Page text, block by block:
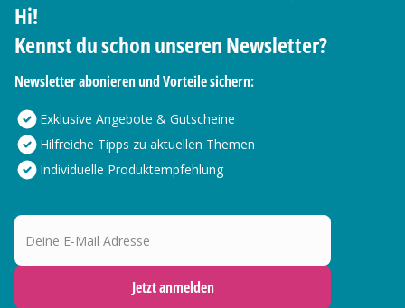
Hi!
Kennst du schon unseren Newsletter?
Newsletter abonieren und Vorteile sichern:
Exklusive Angebote & Gutscheine
Hilfreiche Tipps zu aktuellen Themen
Individuelle Produktempfehlung
Deine E-Mail Adresse
Jetzt anmelden